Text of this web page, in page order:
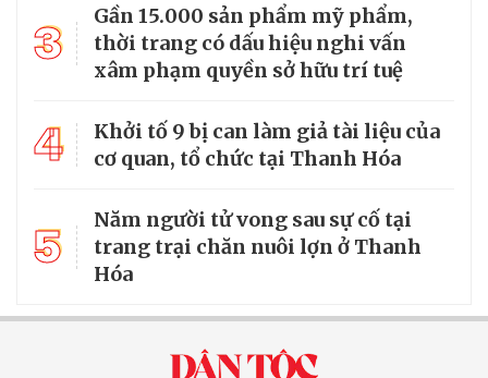
3
Gần 15.000 sản phẩm mỹ phẩm,
thời trang có dấu hiệu nghi vấn
xâm phạm quyền sở hữu trí tuệ
4
Khởi tố 9 bị can làm giả tài liệu của
cơ quan, tổ chức tại Thanh Hóa
5
Năm người tử vong sau sự cố tại
trang trại chăn nuôi lợn ở Thanh
Hóa